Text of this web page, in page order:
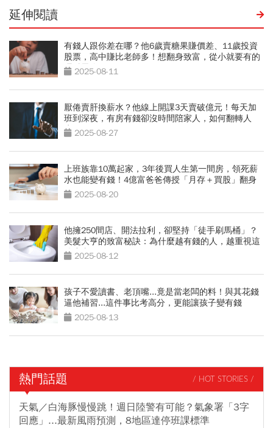
延伸閱讀
有錢人跟你差在哪？他6歲賣糖果賺價差、11歲投資
股票，高中賺比老師多！想翻身致富，從小就要有的
理財思維
2025-08-11
厭倦賣肝換薪水？他線上開課3天賣破億元！每天加
班到深夜，有房有錢卻沒時間陪家人，如何翻轉人
生？2025-08-27
上班族靠10萬起家，3年後買人生第一間房，領死薪
水也能變有錢！4億富爸爸傳授「月存＋買股」翻身
術 2025-08-20
他擁250間店、開法拉利，卻堅持「徒手刷馬桶」？
美髮大亨的致富秘訣：為什麼越有錢的人，越重視這
件小事
2025-08-12
孩子不愛讀書、老頂嘴...竟是當老闆的料！與其花錢
逼他補習...這件事比考高分，更能讓孩子變有錢
2025-08-13
熱門話題 / HOT STORIES /
天氣／白海豚慢慢跳！週日陸警有可能？氣象署「3字
回應」...最新風雨預測，8地區達停班課標準